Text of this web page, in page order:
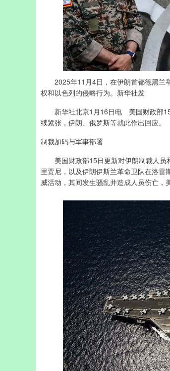
2025年11月4日，在伊朗首都德黑兰
权和以色列的侵略行为。新华社发
新华社北京1月16日电 美国财政部15
续紧张，伊朗、俄罗斯等就此作出回应。
制裁加码与军事部署
美国财政部15日更新对伊朗制裁人员
里贾尼，以及伊朗伊斯兰革命卫队在洛
威活动，其间发生骚乱并造成人员伤亡，